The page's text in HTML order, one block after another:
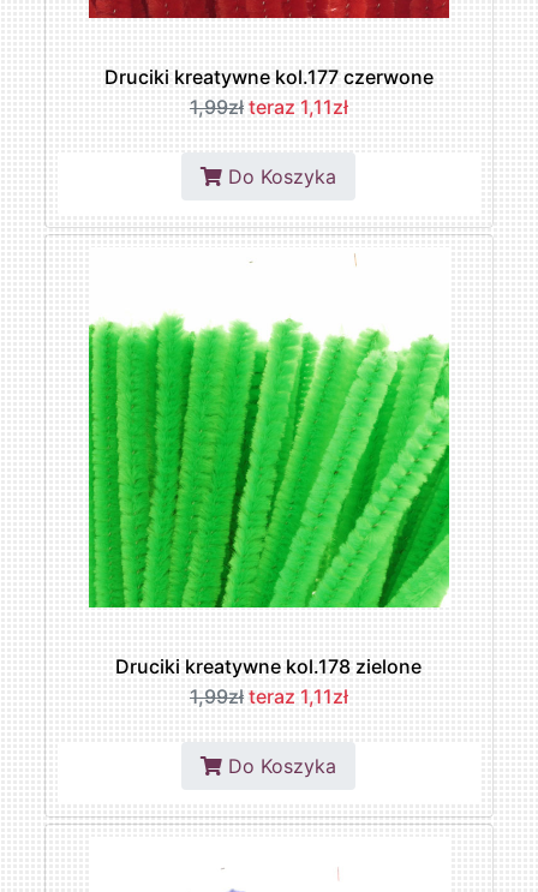
Druciki kreatywne kol.177 czerwone
1,99zł teraz 1,11zł
Do Koszyka
Druciki kreatywne kol.178 zielone
1,99zł teraz 1,11zł
Do Koszyka